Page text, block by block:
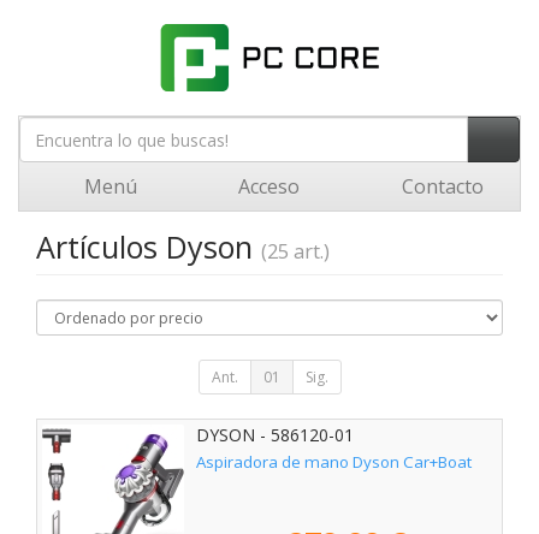
Menú Acceso Contacto
Artículos Dyson (25 art.)
Ant. 01 Sig.
DYSON - 586120-01
Aspiradora de mano Dyson Car+Boat